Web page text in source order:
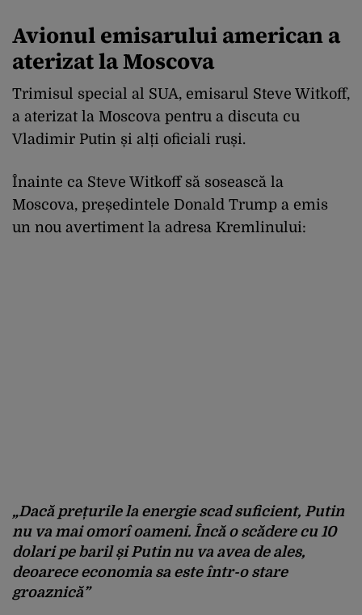
Avionul emisarului american a
aterizat la Moscova
Trimisul special al SUA, emisarul Steve Witkoff,
a aterizat la Moscova pentru a discuta cu
Vladimir Putin și alți oficiali ruși.
Înainte ca Steve Witkoff să sosească la
Moscova, președintele Donald Trump a emis
un nou avertiment la adresa Kremlinului:
„Dacă prețurile la energie scad suficient, Putin
nu va mai omorî oameni. Încă o scădere cu 10
dolari pe baril și Putin nu va avea de ales,
deoarece economia sa este într-o stare
groaznică”